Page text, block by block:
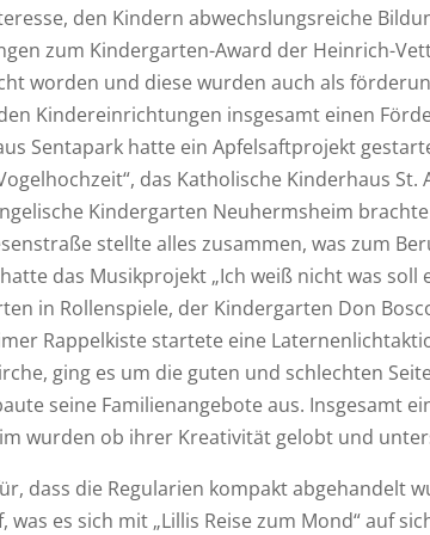
den Kindern abwechslungsreiche
zum Kindergarten-Award der Heinrich-
worden und diese wurden auch als
Kindereinrichtungen insgesamt einen
Sentapark hatte ein Apfelsaftprojekt
das Katholische Kinderhaus
Kindergarten Neuhermsheim
stellte alles zusammen, was zum
das Musikprojekt „Ich weiß nicht was soll
in Rollenspiele, der Kindergarten Don
Rappelkiste startete eine
ging es um die guten und schlechten
seine Familienangebote aus. Insgesamt
wurden ob ihrer Kreativität gelobt und
dass die Regularien kompakt abgehandelt
was es sich mit „Lillis Reise zum Mond“ auf